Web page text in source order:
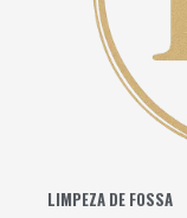
LIMPEZA DE FOSSA